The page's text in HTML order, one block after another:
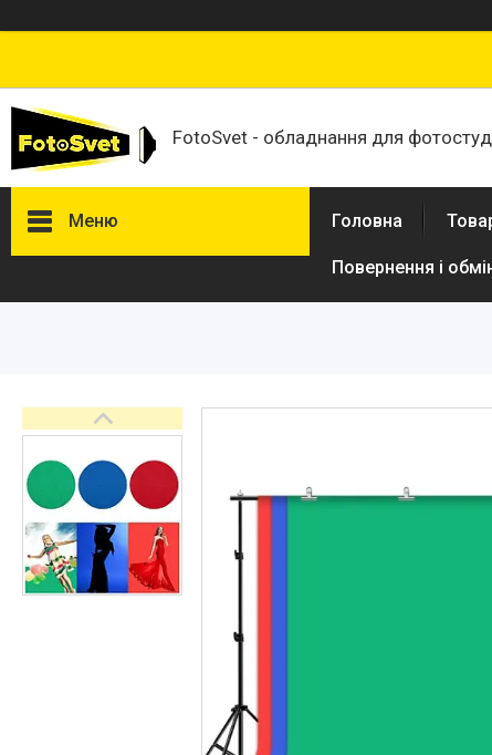
FotoSvet - обладнання для
Меню
Студійні парасольки
Студійне світло
Лампи для постійного та
імпульсного світла
Набори постійного світла для
фото і відео
Набори імпульсного світла
Все для предметної зйомки
Лайтбокси, фотобокси
Головна
Повернення і